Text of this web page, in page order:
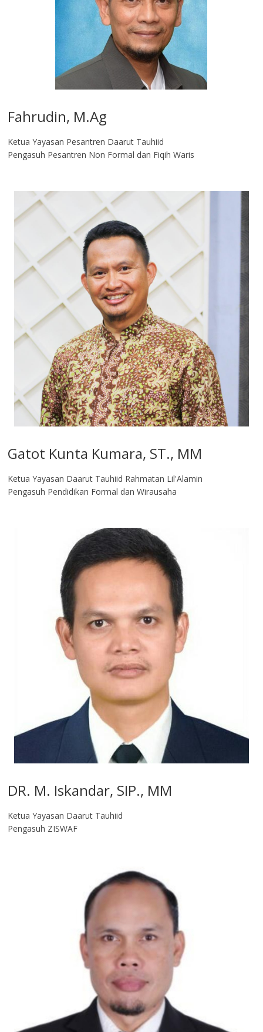
Fahrudin, M.Ag​
Ketua Yayasan Pesantren Daarut Tauhiid
Pengasuh Pesantren Non Formal dan Fiqih Waris
Gatot Kunta Kumara, ST., MM
Ketua Yayasan Daarut Tauhiid Rahmatan Lil'Alamin
Pengasuh Pendidikan Formal dan Wirausaha
DR. M. Iskandar, SIP., MM
Ketua Yayasan Daarut Tauhiid
Pengasuh ZISWAF